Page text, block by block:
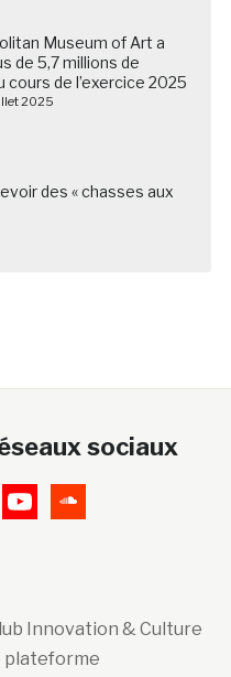
Museum of Art a
de 5,7 millions de
cours de l’exercice 2025
2025
des « chasses aux
sociaux
Innovation & Culture
plateforme